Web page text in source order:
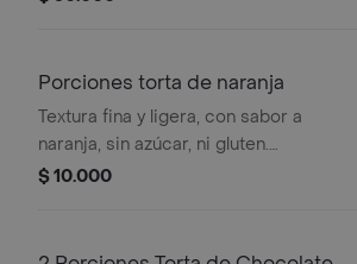
chocolate.conservese refrigerada; su
presentaciónpuede ser de forma
triangular o rectangular.
Porciones torta de naranja
Textura fina y ligera, con sabor a
naranja, sin azúcar, ni gluten.
elaborada a base de harina de
naranja deshidratada, conservese
$ 10.000